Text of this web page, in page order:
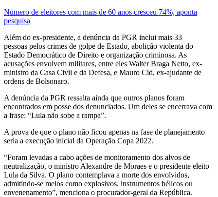
Número de eleitores com mais de 60 anos cresceu 74%, aponta
pesquisa
Além do ex-presidente, a denúncia da PGR inclui mais 33
pessoas pelos crimes de golpe de Estado, abolição violenta do
Estado Democrático de Direito e organização criminosa. As
acusações envolvem militares, entre eles Walter Braga Netto, ex-
ministro da Casa Civil e da Defesa, e Mauro Cid, ex-ajudante de
ordens de Bolsonaro.
A denúncia da PGR ressalta ainda que outros planos foram
encontrados em posse dos denunciados. Um deles se encerrava com
a frase: “Lula não sobe a rampa”.
A prova de que o plano não ficou apenas na fase de planejamento
seria a execução inicial da Operação Copa 2022.
“Foram levadas a cabo ações de monitoramento dos alvos de
neutralização, o ministro Alexandre de Moraes e o presidente eleito
Lula da Silva. O plano contemplava a morte dos envolvidos,
admitindo-se meios como explosivos, instrumentos bélicos ou
envenenamento”, menciona o procurador-geral da República.